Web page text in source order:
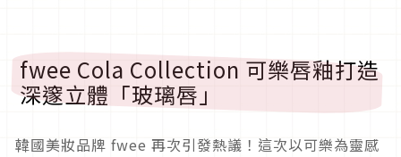
fwee Cola Collection 可樂唇釉打造
深邃立體「玻璃唇」
韓國美妝品牌 fwee 再次引發熱議！這次以可樂為靈感